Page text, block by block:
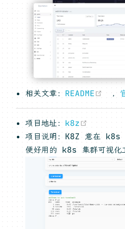
相关文章： README ，
项目地址： k8z
项目说明：K8Z 意在 k8s
便好用的 k8s 集群可视化